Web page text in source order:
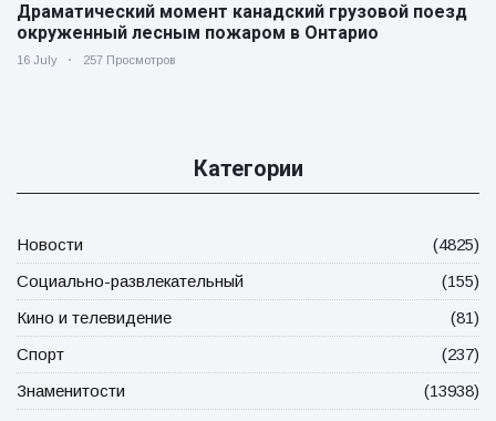
Драматический момент канадский грузовой поезд
окруженный лесным пожаром в Онтарио
16 July 257 Просмотров
Категории
Новости
(4825)
Социально-развлекательный
(155)
Кино и телевидение
(81)
Спорт
(237)
Знаменитости
(13938)